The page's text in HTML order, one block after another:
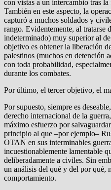
con vistas a un intercambio tras la
También en este aspecto, la
capturó a muchos soldados y
rango. Evidentemente, al tratarse
indeterminado) muy superior al
objetivo es obtener la liberación
palestinos (muchos en detención
con toda probabilidad,
durante los combates.
Por último, el tercer objetivo, el
Por supuesto, siempre es
derecho internacional de la
máximo esfuerzo por
principio al que –por ejemplo–
OTAN en sus interminables
incuestionablemente lamentable
deliberadamente a civiles. Sin
un análisis del qué y del por qué,
comportamiento.